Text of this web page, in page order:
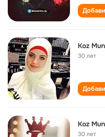
Koz
30 лет
Koz
30 лет